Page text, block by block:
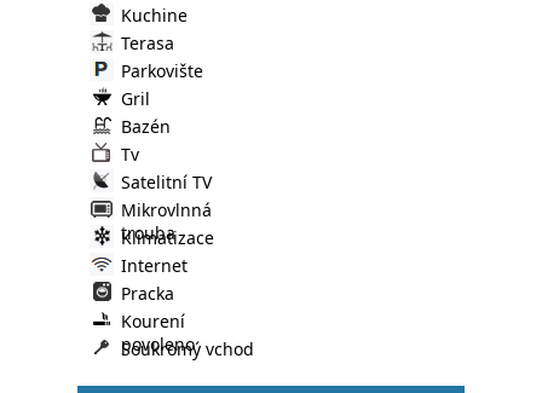
Kuchine
Terasa
Parkovište
Gril
Bazén
Tv
Satelitní TV
Mikrovlnná
trouba
Klimatizace
Internet
Pracka
Kourení
povoleno
Soukromý vchod